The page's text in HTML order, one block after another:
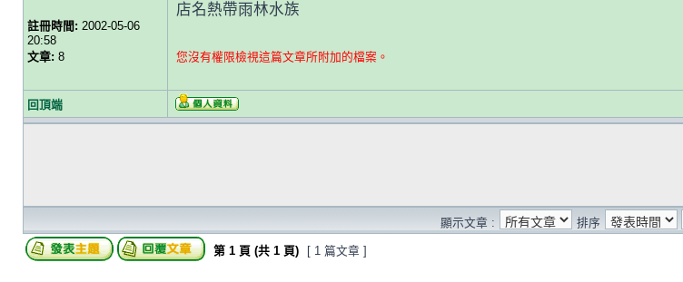
註冊時間: 2002-05-06
20:58
文章: 8
店名熱帶雨林水族
您沒有權限檢視這篇文章所附加的檔案。
回頂端
顯示文章 : 排序
第 1 頁 (共 1 頁) [ 1 篇文章 ]